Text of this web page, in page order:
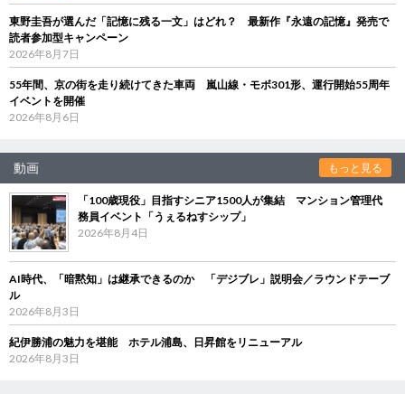
東野圭吾が選んだ「記憶に残る一文」はどれ？ 最新作『永遠の記憶』発売で
読者参加型キャンペーン
2026年8月7日
55年間、京の街を走り続けてきた車両 嵐山線・モボ301形、運行開始55周年
イベントを開催
2026年8月6日
動画 もっと見る
「100歳現役」目指すシニア1500人が集結 マンション管理代
務員イベント「うぇるねすシップ」
2026年8月4日
AI時代、「暗黙知」は継承できるのか 「デジブレ」説明会／ラウンドテーブ
ル
2026年8月3日
紀伊勝浦の魅力を堪能 ホテル浦島、日昇館をリニューアル
2026年8月3日